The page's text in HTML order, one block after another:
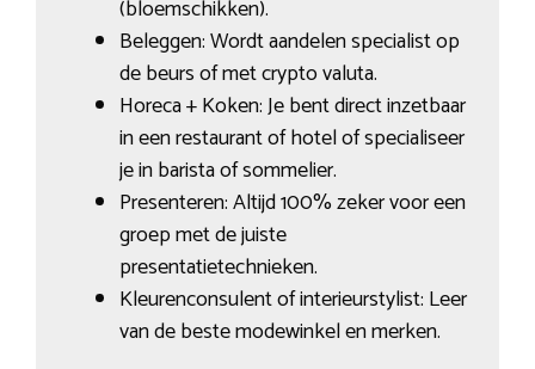
(bloemschikken).
Beleggen: Wordt aandelen specialist op
de beurs of met crypto valuta.
Horeca + Koken: Je bent direct inzetbaar
in een restaurant of hotel of specialiseer
je in barista of sommelier.
Presenteren: Altijd 100% zeker voor een
groep met de juiste
presentatietechnieken.
Kleurenconsulent of interieurstylist: Leer
van de beste modewinkel en merken.